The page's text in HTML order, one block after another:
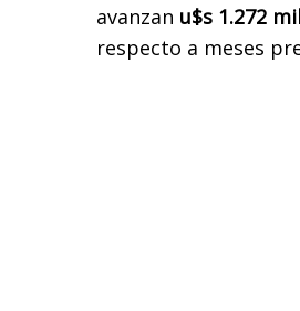
avanzan u$s 1.272
respecto a meses